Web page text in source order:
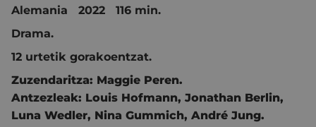
Alemania 2022 116 min.
Drama.
12 urtetik gorakoentzat.
Zuzendaritza: Maggie Peren.
Antzezleak: Louis Hofmann, Jonathan Berlin,
Luna Wedler, Nina Gummich, André Jung.